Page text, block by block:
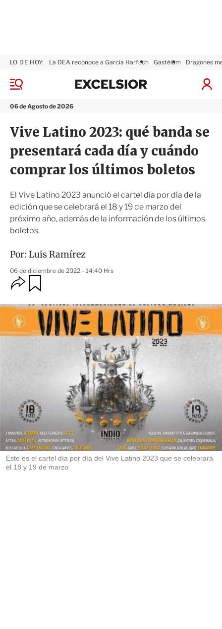
M
n
06 de Agosto de 2026
LO DE HOY: La DEA reconoce a García Harfuch Gastélum Dragones
I
a
x
s
i
r
Vive Latino 2023: qué banda se
presentará cada día y cuándo
comprar los últimos boletos
El Vive Latino 2023 anunció el cartel día por día de la
edición que se celebrará el 18 y 19 de marzo del
próximo año, además de la información de los últimos
boletos.
Por: Luis Ramírez
06 de diciembre de 2022 - 14:40 Hrs
O
p
i
e
p
a
r
t
i
r
r
d
a
r
Este es el cartel día por día del Vive Latino 2023 que se celebrará
el 18 y 19 de marzo